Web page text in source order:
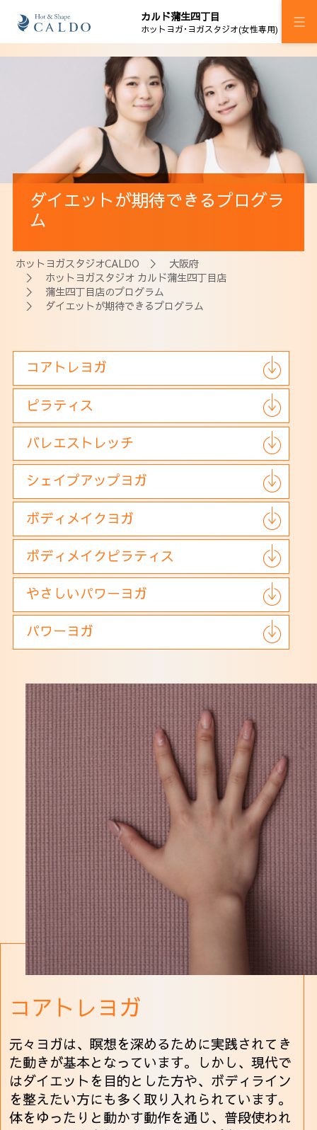
カルド蒲生四丁目
ホットヨガ･ヨガスタジオ(女性専用)
スケジュール
料金
ウェルチケ
アクセス
ダイエットが期待できるプログラ
ム
ホットヨガスタジオCALDO ＞ 大阪府
＞ ホットヨガスタジオ カルド蒲生四丁目店
＞蒲生四丁目店のプログラム
＞ ダイエットが期待できるプログラム
コアトレヨガ
ピラティス
バレエストレッチ
シェイプアップヨガ
ボディメイクヨガ
ボディメイクピラティス
やさしいパワーヨガ
パワーヨガ
コアトレヨガ
元々ヨガは、瞑想を深めるために実践されてき
た動きが基本となっています。しかし、現代で
はダイエットを目的とした方や、ボディライン
を整えたい方にも多く取り入れられています。
体をゆったりと動かす動作を通じ、普段使われ